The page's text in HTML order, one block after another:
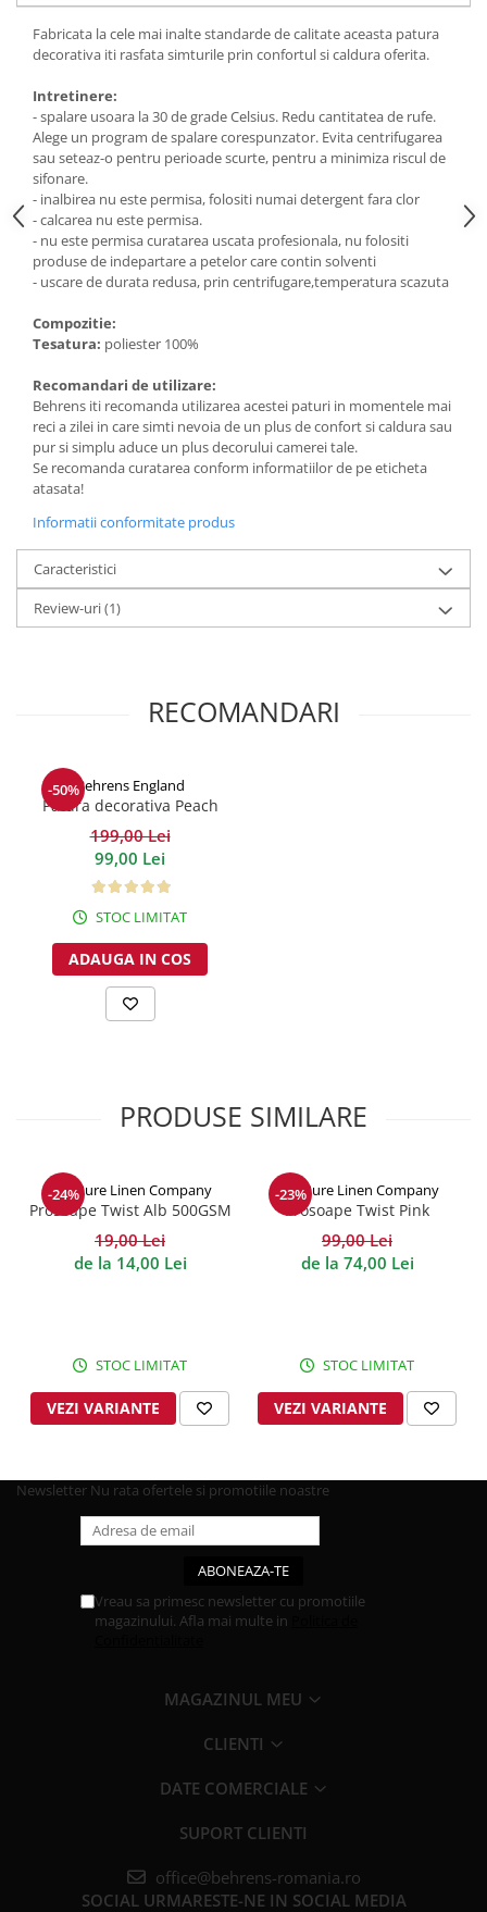
Fabricata la cele mai inalte standarde de calitate aceasta patura
decorativa iti rasfata simturile prin confortul si caldura oferita.
Intretinere:
- spalare usoara la 30 de grade Celsius. Redu cantitatea de rufe.
Alege un program de spalare corespunzator. Evita centrifugarea
sau seteaz-o pentru perioade scurte, pentru a minimiza riscul de
sifonare.
- inalbirea nu este permisa, folositi numai detergent fara clor
- calcarea nu este permisa.
- nu este permisa curatarea uscata profesionala, nu folositi
produse de indepartare a petelor care contin solventi
- uscare de durata redusa, prin centrifugare,temperatura scazuta
Compozitie:
Tesatura: poliester 100%
Recomandari de utilizare:
Behrens iti recomanda utilizarea acestei paturi in momentele mai
reci a zilei in care simti nevoia de un plus de confort si caldura sau
pur si simplu aduce un plus decorului camerei tale.
Se recomanda curatarea conform informatiilor de pe eticheta
atasata!
Informatii conformitate produs
Caracteristici
Review-uri(1)
RECOMANDARI
-50%Behrens England
Patura decorativa Peach
Lifestyle
199,00 Lei
99,00 Lei
STOC LIMITAT
ADAUGA IN COS
PRODUSE SIMILARE
-24%
The Pure Linen Company
Prosoape Twist Alb 500GSM
19,00 Lei
de la 14,00 Lei
STOC LIMITAT
VEZI VARIANTE
-23%
The Pure Linen Company
Prosoape Twist Pink
500GSM
99,00 Lei
de la 74,00 Lei
STOC LIMITAT
VEZI VARIANTE
Newsletter Nu rata ofertele si promotiile noastre
Vreau sa primesc newsletter cu promotiile
magazinului. Afla mai multe in
MAGAZINUL MEU
CLIENTI
DATE COMERCIALE
SUPORT CLIENTI
office@behrens-romania.ro
SOCIAL URMARESTE-NE IN SOCIAL MEDIA